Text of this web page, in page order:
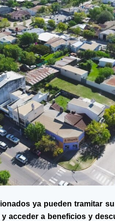
ya pueden tramitar
acceder a beneficios y